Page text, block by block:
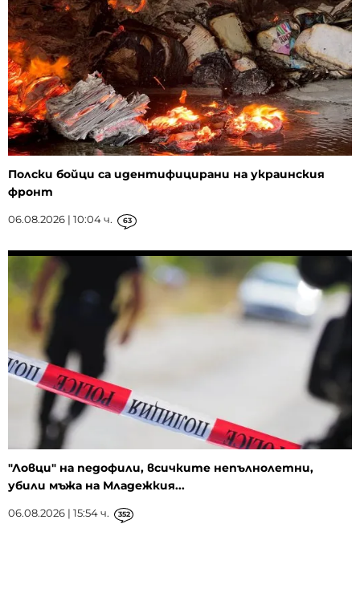
Полски бойци са идентифицирани на украинския
фронт
06.08.2026 | 10:04 ч. 63
"Ловци" на педофили, всичките непълнолетни,
убили мъжа на Младежкия...
06.08.2026 | 15:54 ч. 352